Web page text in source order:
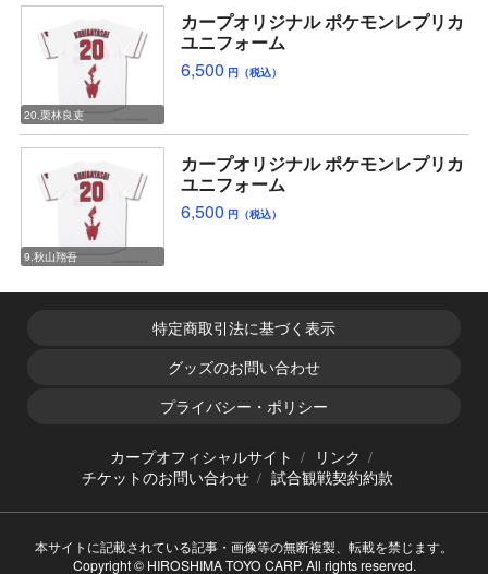
20.栗林良吏
カープオリジナル ポケモンレプリカ
ユニフォーム
6,500 円（税込）
9.秋山翔吾
カープオリジナル ポケモンレプリカ
ユニフォーム
6,500 円（税込）
特定商取引法に基づく表示
グッズのお問い合わせ
プライバシー・ポリシー
カープオフィシャルサイト
リンク
チケットのお問い合わせ
試合観戦契約約款
本サイトに記載されている記事・画像等の無断複製、転載を禁じます。
Copyright © HIROSHIMA TOYO CARP. All rights reserved.